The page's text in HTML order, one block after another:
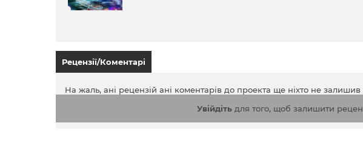
Рецензії/Коментарі
На жаль, ані рецензій ані коментарів до проекта ще ніхто не залишив
Увійдітьдля того, щоб залишити